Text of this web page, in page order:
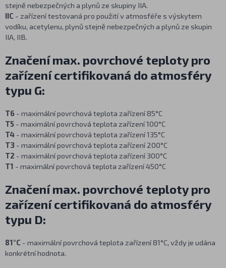
stejně nebezpečných a plynů ze skupiny IIA.
IIC - zařízení testovaná pro použití v atmosféře s výskytem
vodíku, acetylenu, plynů stejně nebezpečných a plynů ze skupin
IIA, IIB.
Značení max. povrchové teploty pro
zařízení certifikovaná do atmosféry
typu G:
T6 - maximální povrchová teplota zařízení 85°C
T5 - maximální povrchová teplota zařízení 100°C
T4 - maximální povrchová teplota zařízení 135°C
T3 - maximální povrchová teplota zařízení 200°C
T2 - maximální povrchová teplota zařízení 300°C
T1 - maximální povrchová teplota zařízení 450°C
Značení max. povrchové teploty pro
zařízení certifikovaná do atmosféry
typu D:
81°C - maximální povrchová teplota zařízení 81°C, vždy je udána
konkrétní hodnota.